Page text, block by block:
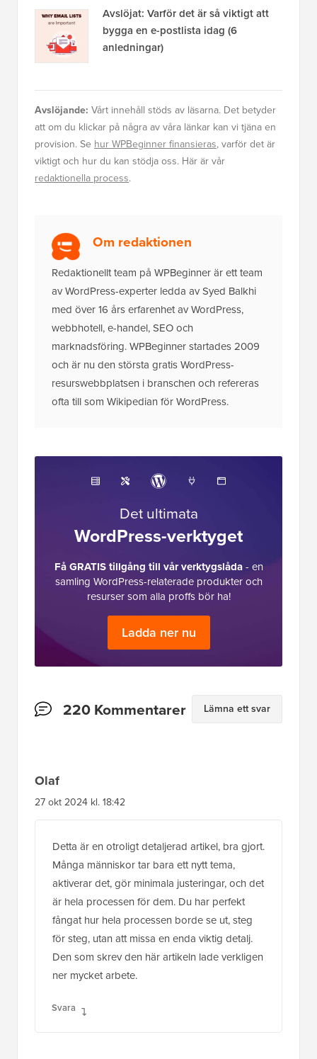
Avslöjat: Varför det är så viktigt att
bygga en e-postlista idag (6
anledningar)
Avslöjande: Vårt innehåll stöds av läsarna. Det betyder
att om du klickar på några av våra länkar kan vi tjäna en
provision. Se hur WPBeginner finansieras, varför det är
viktigt och hur du kan stödja oss. Här är vår
redaktionella process.
Om redaktionen
Redaktionellt team på WPBeginner är ett team
av WordPress-experter ledda av Syed Balkhi
med över 16 års erfarenhet av WordPress,
webbhotell, e-handel, SEO och
marknadsföring. WPBeginner startades 2009
och är nu den största gratis WordPress-
resurswebbplatsen i branschen och refereras
ofta till som Wikipedian för WordPress.
Det ultimata
WordPress-verktyget
Få GRATIS tillgång till vår verktygslåda- en
samling WordPress-relaterade produkter och
resurser som alla proffs bör ha!
Ladda ner nu
Läsarnas220 Kommentarer Lämna ett svar
Olaf
27 okt 2024 kl. 18:42
Detta är en otroligt detaljerad artikel, bra gjort.
Många människor tar bara ett nytt tema,
aktiverar det, gör minimala justeringar, och det
är hela processen för dem. Du har perfekt
fångat hur hela processen borde se ut, steg
för steg, utan att missa en enda viktig detalj.
Den som skrev den här artikeln lade verkligen
ner mycket arbete.
Svara